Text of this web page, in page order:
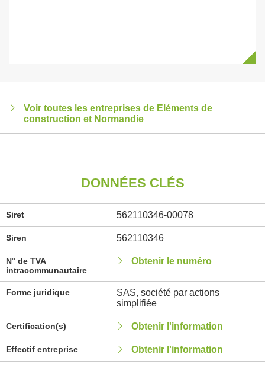
Voir toutes les entreprises de Eléments de
construction et Normandie
DONNÉES CLÉS
Siret 562110346-00078
Siren 562110346
N° de TVA
intracommunautaire
Obtenir le numéro
Forme juridique
SAS, société par actions
simplifiée
Certification(s) Obtenir l'information
Effectif entreprise Obtenir l'information